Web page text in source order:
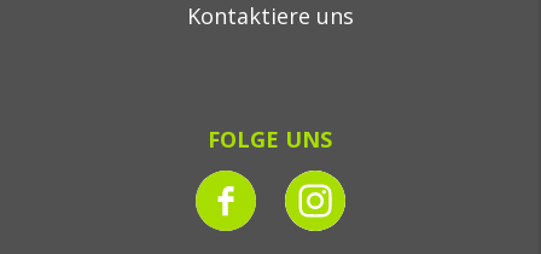
Kontaktiere uns
FOLGE UNS